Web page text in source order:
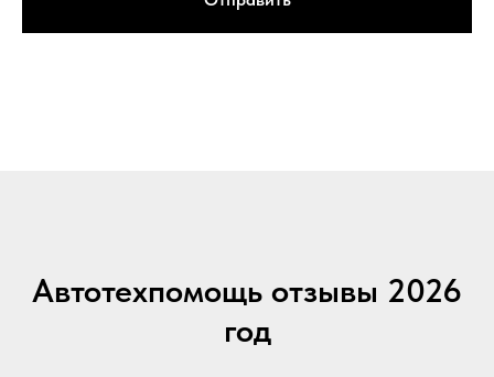
Автотехпомощь отзывы 2026
год